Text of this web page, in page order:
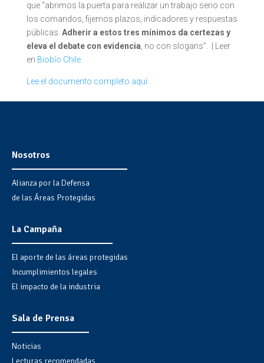
que “abrimos la puerta para realizar un trabajo serio con
los comandos, fijemos plazos, indicadores y respuestas
públicas. Adherir a estos tres mínimos da certezas y
eleva el debate con evidencia , no con slogans”. | Leer
en Biobío Chile.
Lee el documento completo aquí.
Nosotros
Alianza por la Defensa
de las Áreas Protegidas
La Campaña
El aporte de las áreas protegidas
Incumplimientos legales
El impacto de la industria
Sala de Prensa
Noticias